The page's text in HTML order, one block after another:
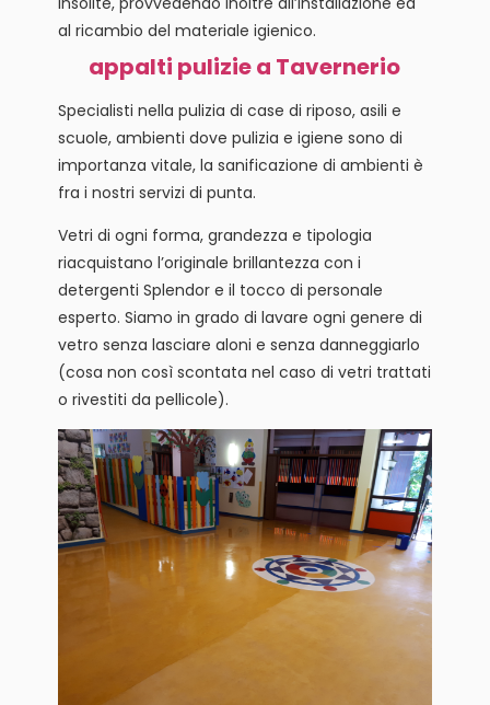
al ricambio del materiale igienico.
appalti pulizie a Tavernerio
Specialisti nella pulizia di case di riposo, asili e
scuole, ambienti dove pulizia e igiene sono di
importanza vitale, la sanificazione di ambienti è
fra i nostri servizi di punta.
Vetri di ogni forma, grandezza e tipologia
riacquistano l’originale brillantezza con i
detergenti Splendor e il tocco di personale
esperto. Siamo in grado di lavare ogni genere di
vetro senza lasciare aloni e senza danneggiarlo
(cosa non così scontata nel caso di vetri trattati
o rivestiti da pellicole).